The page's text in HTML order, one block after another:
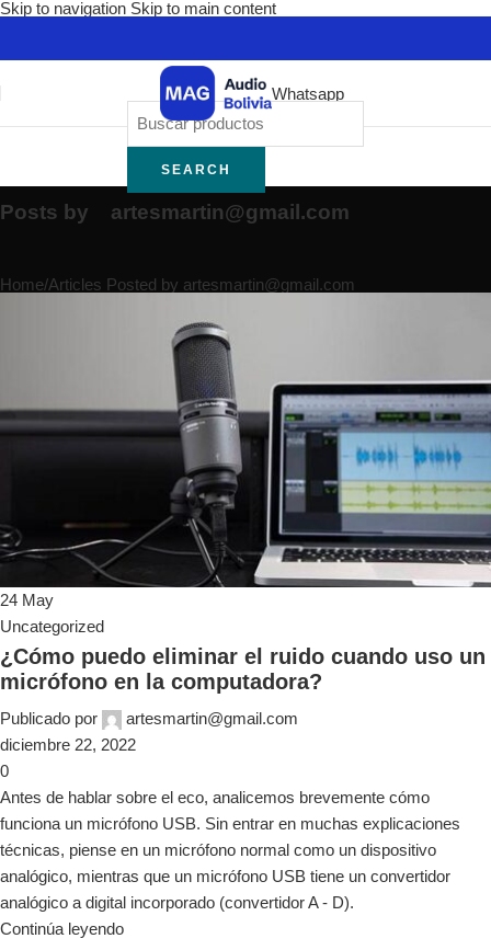
Skip to navigation Skip to main content
Whatsapp
SEARCH
Posts by artesmartin@gmail.com
Home/Articles Posted by artesmartin@gmail.com
24 May
Uncategorized
¿Cómo puedo eliminar el ruido cuando uso un
micrófono en la computadora?
Publicado por
artesmartin@gmail.com
diciembre 22, 2022
0
Antes de hablar sobre el eco, analicemos brevemente cómo
funciona un micrófono USB. Sin entrar en muchas explicaciones
técnicas, piense en un micrófono normal como un dispositivo
analógico, mientras que un micrófono USB tiene un convertidor
analógico a digital incorporado (convertidor A - D).
Continúa leyendo